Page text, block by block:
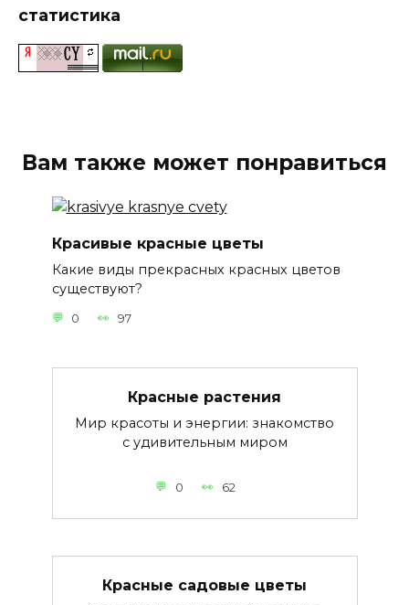
статистика
Вам также может понравиться
Красивые красные цветы
Какие виды прекрасных красных цветов
существуют?
0 97
Красные растения
Мир красоты и энергии: знакомство
с удивительным миром
0 62
Красные садовые цветы